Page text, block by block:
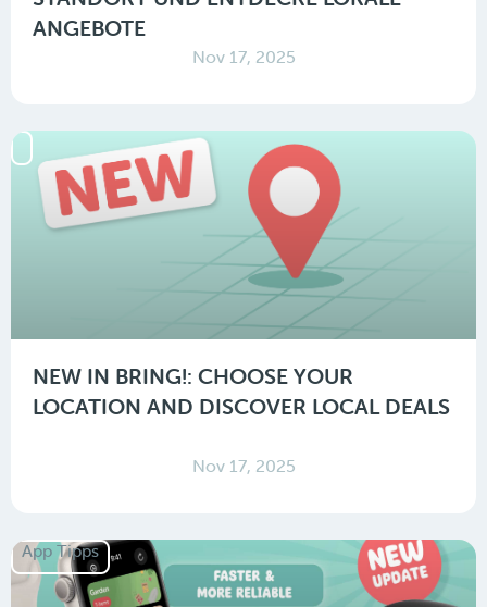
ANGEBOTE
Nov 17, 2025
NEW IN BRING!: CHOOSE YOUR
LOCATION AND DISCOVER LOCAL DEALS
Nov 17, 2025
App Tipps